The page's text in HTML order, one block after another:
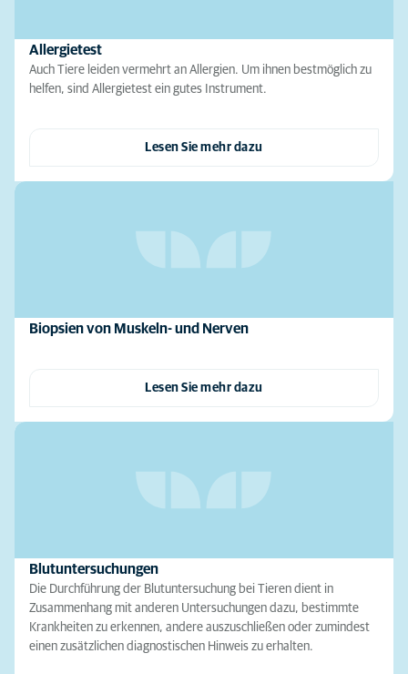
Allergietest
Auch Tiere leiden vermehrt an Allergien. Um ihnen bestmöglich zu
helfen, sind Allergietest ein gutes Instrument.
Lesen Sie mehr dazu
Biopsien von Muskeln- und Nerven
Lesen Sie mehr dazu
Blutuntersuchungen
Die Durchführung der Blutuntersuchung bei Tieren dient in
Zusammenhang mit anderen Untersuchungen dazu, bestimmte
Krankheiten zu erkennen, andere auszuschließen oder zumindest
einen zusätzlichen diagnostischen Hinweis zu erhalten.